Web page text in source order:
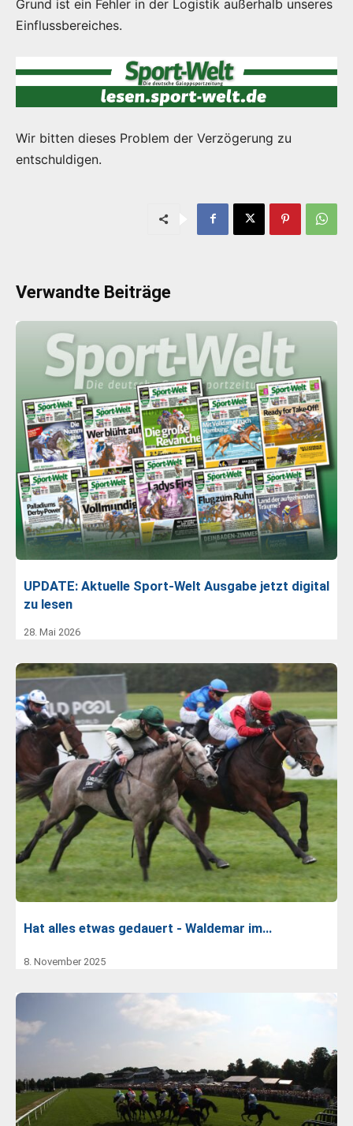
Grund ist ein Fehler in der Logistik außerhalb unseres
Einflussbereiches.
Wir bitten dieses Problem der Verzögerung zu
entschuldigen.
Verwandte Beiträge
UPDATE: Aktuelle Sport-Welt Ausgabe jetzt digital
zu lesen
28. Mai 2026
Hat alles etwas gedauert - Waldemar im…
8. November 2025